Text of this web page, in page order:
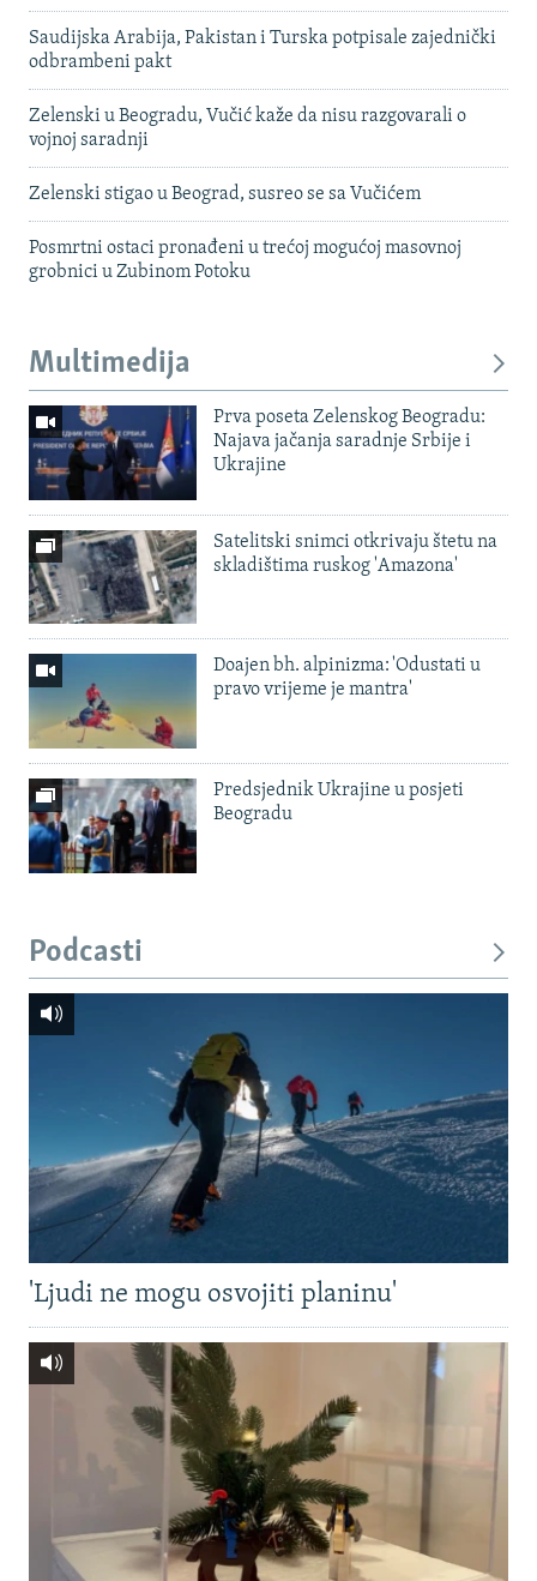
Saudijska Arabija, Pakistan i Turska potpisale zajednički
odbrambeni pakt
Zelenski u Beogradu, Vučić kaže da nisu razgovarali o
vojnoj saradnji
Zelenski stigao u Beograd, susreo se sa Vučićem
Posmrtni ostaci pronađeni u trećoj mogućoj masovnoj
grobnici u Zubinom Potoku
Multimedija
Prva poseta Zelenskog Beogradu:
Najava jačanja saradnje Srbije i
Ukrajine
Satelitski snimci otkrivaju štetu na
skladištima ruskog 'Amazona'
Doajen bh. alpinizma: 'Odustati u
pravo vrijeme je mantra'
Predsjednik Ukrajine u posjeti
Beogradu
Podcasti
'Ljudi ne mogu osvojiti planinu'